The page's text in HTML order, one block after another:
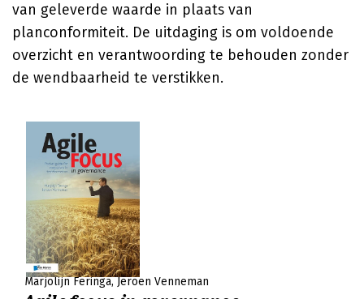
van geleverde waarde in plaats van
planconformiteit. De uitdaging is om voldoende
overzicht en verantwoording te behouden zonder
de wendbaarheid te verstikken.
Marjolijn Feringa Jeroen Venneman